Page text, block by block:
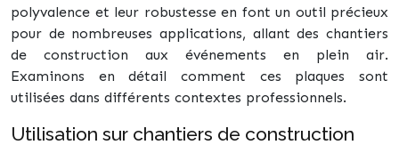
polyvalence et leur robustesse en font un outil précieux
pour de nombreuses applications, allant des chantiers
de construction aux événements en plein air.
Examinons en détail comment ces plaques sont
utilisées dans différents contextes professionnels.
Utilisation sur chantiers de construction